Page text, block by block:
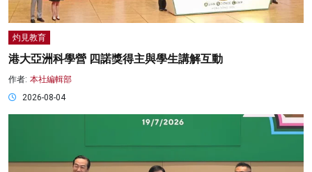
灼見教育
港大亞洲科學營 四諾獎得主與學生講解互動
作者: 本社編輯部
2026-08-04